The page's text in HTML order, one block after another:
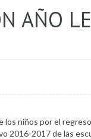
AÑO
los niños por el
2016-2017 de las